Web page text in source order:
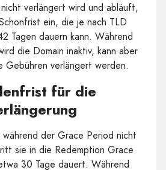
verlängert wird und abläuft,
ein, die je nach TLD
Tagen dauern kann. Während
die Domain inaktiv, kann aber
Gebühren verlängert werden.
für die
der Grace Period nicht
sie in die Redemption Grace
30 Tage dauert. Während